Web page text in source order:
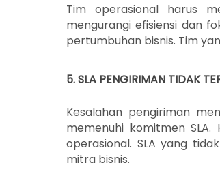
Tim operasional harus
mengurangi efisiensi dan
pertumbuhan bisnis. Tim
5. SLA PENGIRIMAN TIDAK
Kesalahan pengiriman
memenuhi komitmen
operasional. SLA yang
mitra bisnis.